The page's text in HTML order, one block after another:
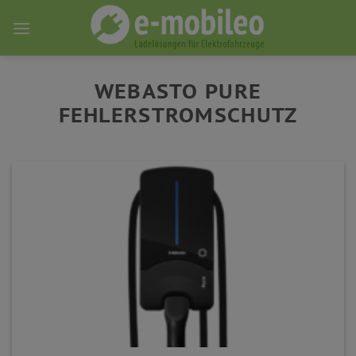
WEBASTO PURE
FEHLERSTROMSCHUTZ